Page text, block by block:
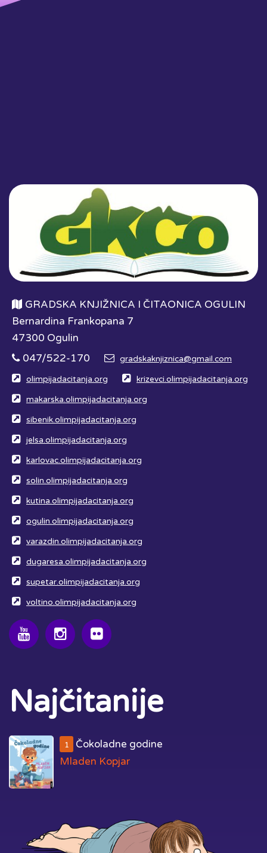
GRADSKA KNJIŽNICA I ČITAONICA OGULIN
Bernardina Frankopana 7
47300 Ogulin
047/522-170
gradskaknjiznica@gmail.com
olimpijadacitanja.org krizevci.olimpijadacitanja.org
makarska.olimpijadacitanja.org
sibenik.olimpijadacitanja.org
jelsa.olimpijadacitanja.org
karlovac.olimpijadacitanja.org
solin.olimpijadacitanja.org
kutina.olimpijadacitanja.org
ogulin.olimpijadacitanja.org
varazdin.olimpijadacitanja.org
dugaresa.olimpijadacitanja.org
supetar.olimpijadacitanja.org
voltino.olimpijadacitanja.org
Najčitanije
1
Čokoladne godine
Mladen Kopjar